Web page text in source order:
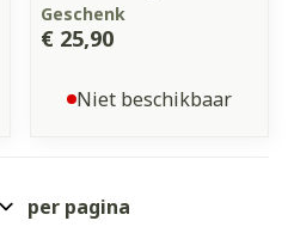
Geschenk
€ 25,90
Niet beschikbaar
per pagina